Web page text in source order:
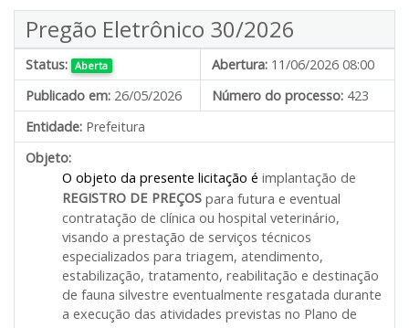
Pregão Eletrônico 30/2026
Status: Aberta Abertura: 11/06/2026 08:00
Publicado em: 26/05/2026 Número do processo: 423
Entidade: Prefeitura
Objeto:
O objeto da presente licitação é implantação de
REGISTRO DE PREÇOS para futura e eventual
contratação de clínica ou hospital veterinário,
visando a prestação de serviços técnicos
especializados para triagem, atendimento,
estabilização, tratamento, reabilitação e destinação
de fauna silvestre eventualmente resgatada durante
a execução das atividades previstas no Plano de